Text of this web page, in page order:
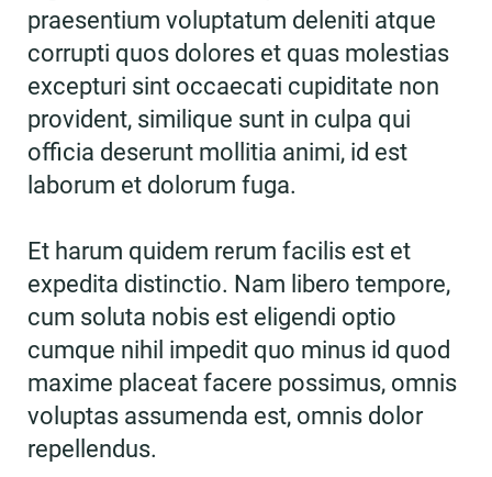
praesentium voluptatum deleniti atque
corrupti quos dolores et quas molestias
excepturi sint occaecati cupiditate non
provident, similique sunt in culpa qui
officia deserunt mollitia animi, id est
laborum et dolorum fuga.
Et harum quidem rerum facilis est et
expedita distinctio. Nam libero tempore,
cum soluta nobis est eligendi optio
cumque nihil impedit quo minus id quod
maxime placeat facere possimus, omnis
voluptas assumenda est, omnis dolor
repellendus.